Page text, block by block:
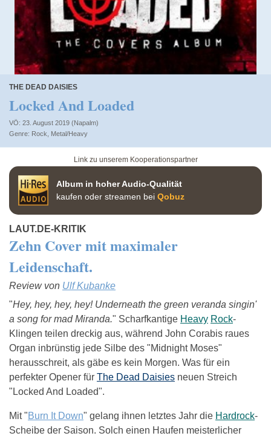
THE DEAD DAISIES
Locked And Loaded
VÖ: 23. August 2019 (Napalm)
Rock
Metal/Heavy
Link zu unserem Kooperationspartner
Album in hoher Audio-Qualität
kaufen oder streamen bei Qobuz
LAUT.DE-KRITIK
Zehn Cover mit maximaler
Leidenschaft.
Review von Ulf Kubanke
"Hey, hey, hey, hey! Underneath the green veranda singin'
a song for mad Miranda." Scharfkantige Heavy Rock-
Klingen teilen dreckig aus, während John Corabis raues
Organ inbrünstig jede Silbe des "Midnight Moses"
herausschreit, als gäbe es kein Morgen. Was für ein
perfekter Opener für The Dead Daisies neuen Streich
"Locked And Loaded".
Mit "Burn It Down" gelang ihnen letztes Jahr die Hardrock-
Scheibe der Saison. Solch einen Haufen meisterlicher